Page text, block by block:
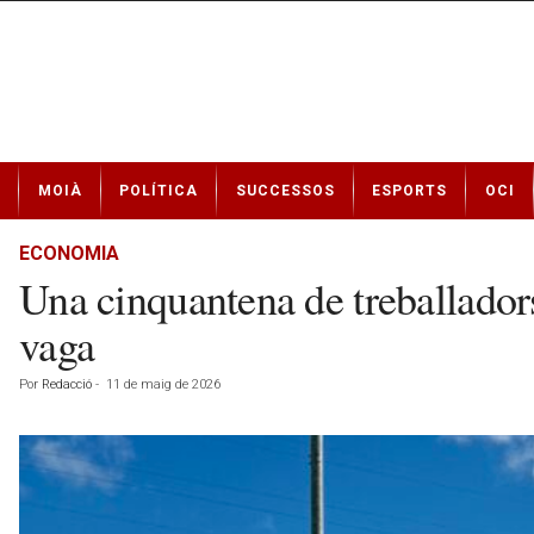
t
MOIÀ POLÍTICA SUCCESSOS ESPORTS OCI
ECONOMIA
Una cinquantena de
vaga
Por Redacció - 11 de maig de 2026